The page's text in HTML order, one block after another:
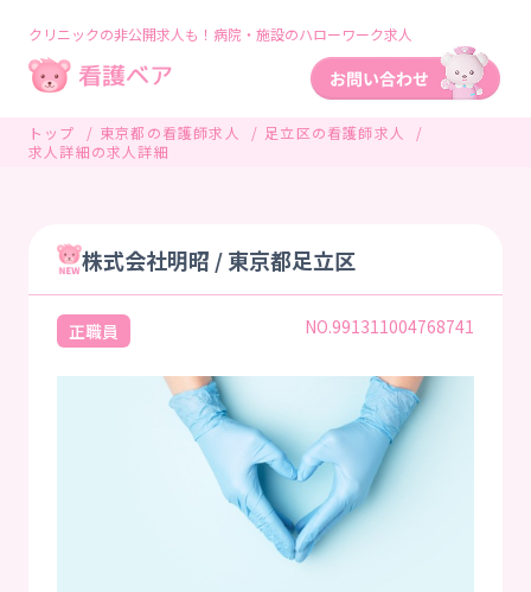
クリニックの非公開求人も！病院・施設のハローワーク求人
トップ 東京都の看護師求人
足立区の看護師求人
求人詳細の求人詳細
株式会社明昭 / 東京都足立区
正職員 NO.991311004768741